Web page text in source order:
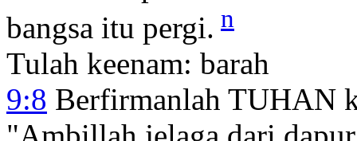
bangsa itu pergi. n
Tulah keenam: barah
9:8 Berfirmanlah TUHAN